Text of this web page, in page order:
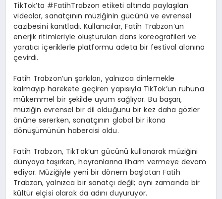
TikTok’ta #FatihTrabzon etiketi altında paylaşılan
videolar, sanatçının müziğinin gücünü ve evrensel
cazibesini kanıtladı. Kullanıcılar, Fatih Trabzon’un
enerjik ritimleriyle oluşturulan dans koreografileri ve
yaratıcı içeriklerle platformu adeta bir festival alanına
çevirdi.
Fatih Trabzon’un şarkıları, yalnızca dinlemekle
kalmayıp harekete geçiren yapısıyla TikTok’un ruhuna
mükemmel bir şekilde uyum sağlıyor. Bu başarı,
müziğin evrensel bir dil olduğunu bir kez daha gözler
önüne sererken, sanatçının global bir ikona
dönüşümünün habercisi oldu.
Fatih Trabzon, TikTok’un gücünü kullanarak müziğini
dünyaya taşırken, hayranlarına ilham vermeye devam
ediyor. Müziğiyle yeni bir dönem başlatan Fatih
Trabzon, yalnızca bir sanatçı değil; aynı zamanda bir
kültür elçisi olarak da adını duyuruyor.